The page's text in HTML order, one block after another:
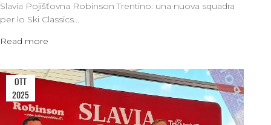
OTT
2025
Slavia Pojišťovna Robinson Trentino: una nuova squadra
per lo Ski Classics...
Read more